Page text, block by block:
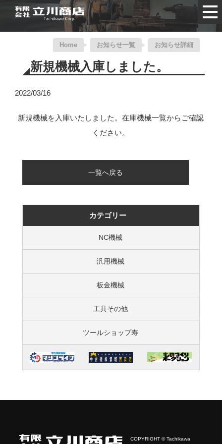
Home お知らせ一覧 お知らせ詳細
新規機械入庫しました。
2022/03/16
新規機械を入庫いたしました。在庫機械一覧からご確認
ください。
一覧へ戻る
カテゴリー
NC機械
汎用機械
板金機械
工具その他
ツールショップ寿
COPYRIGHT © Tachikawa